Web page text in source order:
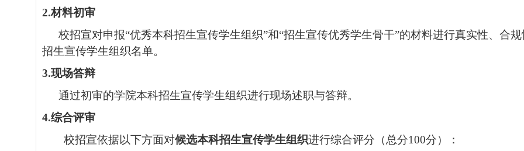
2.材料初审
校招宣对申报“优秀本科招生宣传学生组织”和“招生宣传优秀学生骨干”的材料进行真实性、合
招生宣传学生组织名单。
3.现场答辩
通过初审的学院本科招生宣传学生组织进行现场述职与答辩。
4.综合评审
校招宣依据以下方面对候选本科招生宣传学生组织进行综合评分（总分100分）：